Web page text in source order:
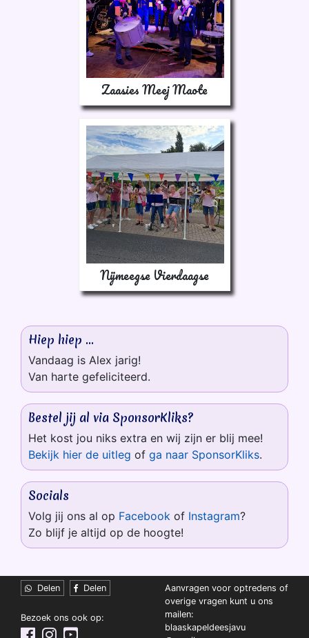
Zaasies Meej Maote
Nijmeegse Vierdaagse
Hiep hiep ...
Vandaag is Alex jarig!
Van harte gefeliciteerd.
Bestel jij al via SponsorKliks?
Het kost jou niks extra en wij zijn er blij mee!
Bekijk hier de uitleg of ga naar SponsorKliks.
Socials
Volg jij ons al op Facebook of Instagram?
Zo blijf je altijd op de hoogte!
Delen Delen
Bezoek ons ook op:
Aanvragen voor optredens of
overige vragen kunt u ons
mailen:
blaaskapeldeesjavu